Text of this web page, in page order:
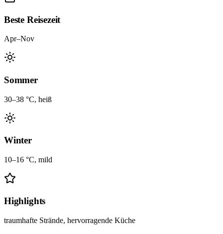
Beste Reisezeit
Apr–Nov
Sommer
30–38 °C, heiß
Winter
10–16 °C, mild
Highlights
traumhafte Strände, hervorragende Küche